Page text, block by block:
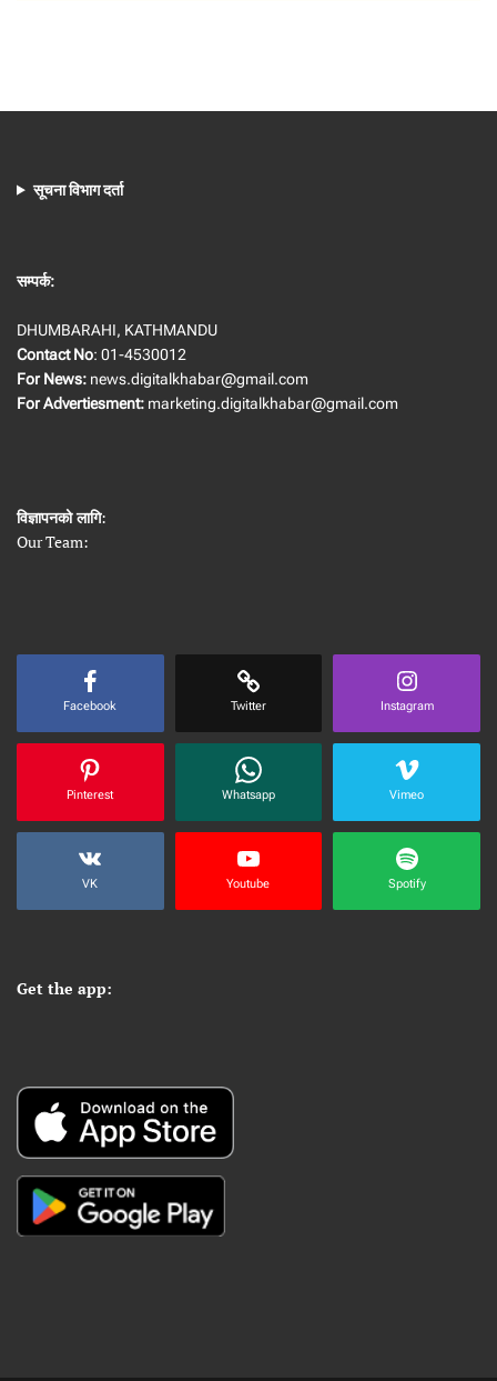
सूचना विभाग दर्ता
सम्पर्क:
DHUMBARAHI, KATHMANDU
Contact No: 01-4530012
For News: news.digitalkhabar@gmail.com
For Advertiesment: marketing.digitalkhabar@gmail.com
विज्ञापनको लागि:
Our Team:
Facebook Twitter Instagram
Pinterest Whatsapp Vimeo
VK Youtube Spotify
Get the app: